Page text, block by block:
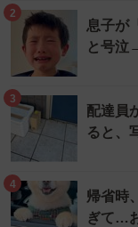
2
息子が
と号泣
3
配達員
ると、
4
帰省時
ぎて…